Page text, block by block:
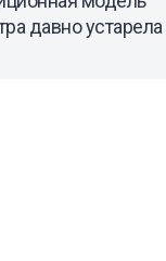
давно устарела